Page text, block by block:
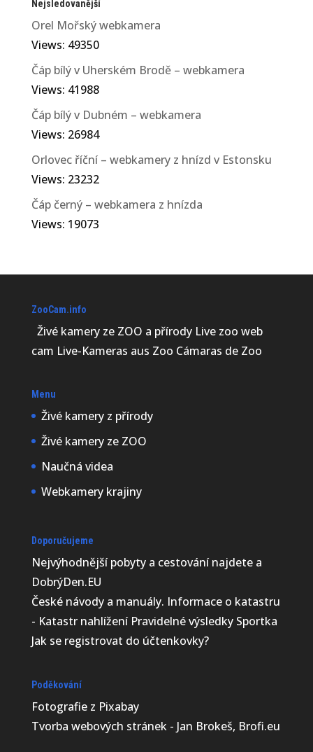
Nejsledovanější
Orel Mořský webkamera
Views: 49350
Čáp bílý v Uherském Brodě – webkamera
Views: 41988
Čáp bílý v Dubném – webkamera
Views: 26984
Orlovec říční – webkamery z hnízd v Estonsku
Views: 23232
Čáp černý – webkamera z hnízda
Views: 19073
ZooCam.info
Živé kamery ze ZOO a přírody Live zoo web
cam Live-Kameras aus Zoo Cámaras de Zoo
Menu
Živé kamery z přírody
Živé kamery ze ZOO
Naučná videa
Webkamery krajiny
Doporučujeme
Nejvýhodnější pobyty a cestování najdete a
DobrýDen.EU
České návodya manuály. Informace o katastru
- Katastr nahlíženíPravidelné výsledky Sportka
Jak se registrovat do účtenkovky?
Poděkování
Fotografie z Pixabay
Tvorba webových stránek - Jan Brokeš, Brofi.eu
lety, vytváří nadčasovost,
která se...
Petra Chlumecka
v Jižní Africe. Hnízdo bylo
obsazeno poslední 3 hnízdní
sezóny za sebou. Samice výra
Petra Chlumecka
císařských uhynulo v
Antarktidě kvůli tomu, že led
pod nimi roztál a rozlámal se